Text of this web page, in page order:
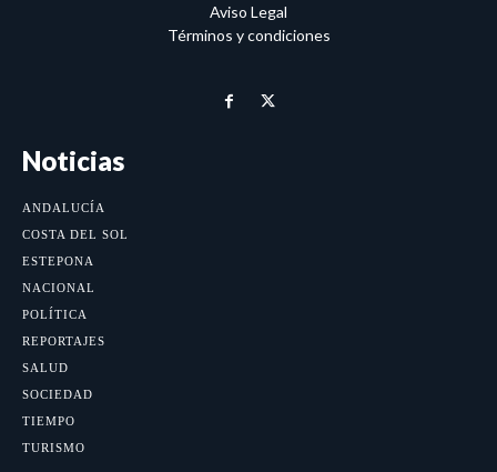
Aviso Legal
Términos y condiciones
Noticias
ANDALUCÍA
COSTA DEL SOL
ESTEPONA
NACIONAL
POLÍTICA
REPORTAJES
SALUD
SOCIEDAD
TIEMPO
TURISMO